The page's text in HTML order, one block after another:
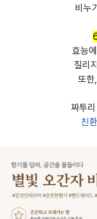
비누
효능
질리
또한,
짜투
친